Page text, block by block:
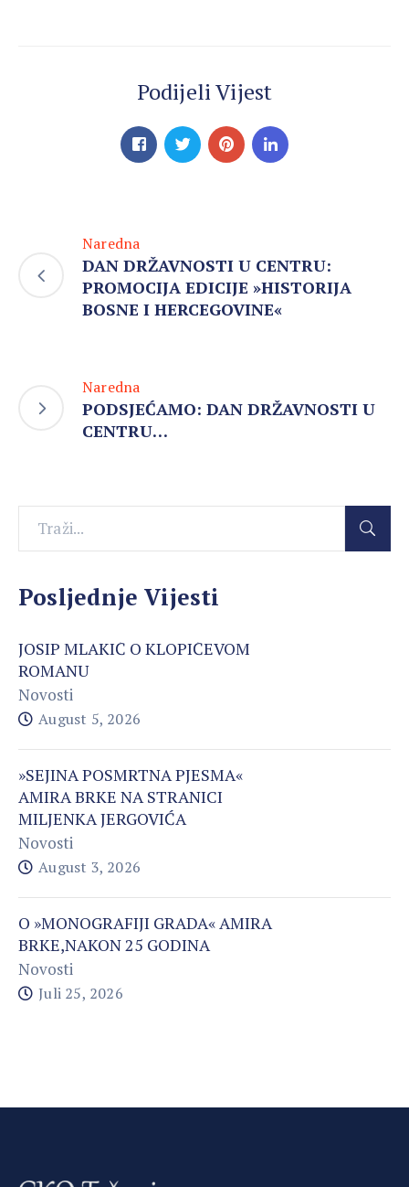
Podijeli Vijest
Naredna
DAN DRŽAVNOSTI U CENTRU:
PROMOCIJA EDICIJE »HISTORIJA
BOSNE I HERCEGOVINE«
Naredna
PODSJEĆAMO: DAN DRŽAVNOSTI U
CENTRU…
Posljednje Vijesti
JOSIP MLAKIĆ O KLOPIĆEVOM
ROMANU
Novosti
August 5, 2026
»SEJINA POSMRTNA PJESMA«
AMIRA BRKE NA STRANICI
MILJENKA JERGOVIĆA
Novosti
August 3, 2026
O »MONOGRAFIJI GRADA« AMIRA
BRKE,NAKON 25 GODINA
Novosti
Juli 25, 2026